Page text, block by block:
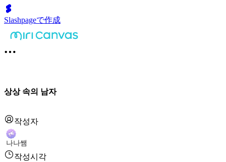
Slashpageで作成
상상 속의 남자
작성자
나나쌤
작성시각